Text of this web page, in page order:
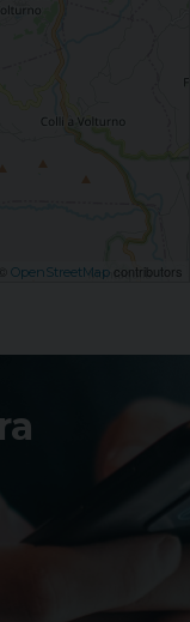
OpenStreetMap contributors